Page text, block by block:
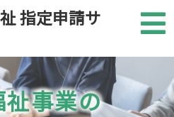
指定申請サ
事業の